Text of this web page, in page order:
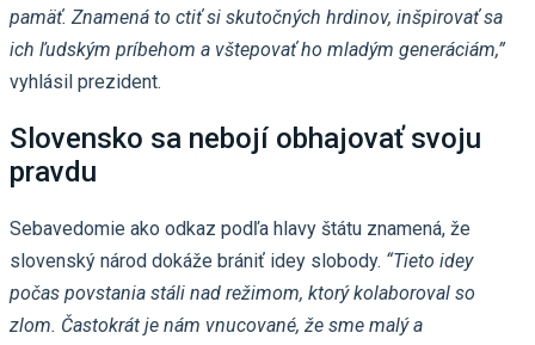
pamäť. Znamená to ctiť si skutočných hrdinov, inšpirovať sa
ich ľudským príbehom a vštepovať ho mladým generáciám,”
vyhlásil prezident.
Slovensko sa nebojí obhajovať svoju
pravdu
Sebavedomie ako odkaz podľa hlavy štátu znamená, že
slovenský národ dokáže brániť idey slobody. “Tieto idey
počas povstania stáli nad režimom, ktorý kolaboroval so
zlom. Častokrát je nám vnucované, že sme malý a